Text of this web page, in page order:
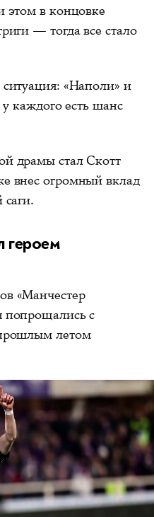
в концовке
— тогда все стало
«Наполи» и
каждого есть шанс
драмы стал Скотт
внес огромный вклад
героем
«Манчестер
попрощались с
летом